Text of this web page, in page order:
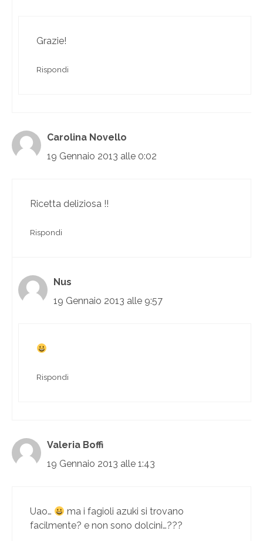
Grazie!
Rispondi
Carolina Novello
19 Gennaio 2013 alle 0:02
Ricetta deliziosa !!
Rispondi
Nus
19 Gennaio 2013 alle 9:57
Rispondi
Valeria Boffi
19 Gennaio 2013 alle 1:43
Uao…
ma i fagioli azuki si trovano
facilmente? e non sono dolcini…???